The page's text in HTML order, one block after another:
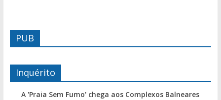
PUB
Inquérito
A 'Praia Sem Fumo' chega aos Complexos Balneares